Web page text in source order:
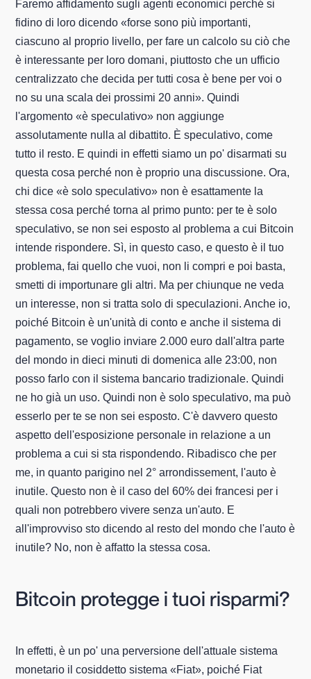
Faremo affidamento sugli agenti economici perché si
fidino di loro dicendo «forse sono più importanti,
ciascuno al proprio livello, per fare un calcolo su ciò che
è interessante per loro domani, piuttosto che un ufficio
centralizzato che decida per tutti cosa è bene per voi o
no su una scala dei prossimi 20 anni». Quindi
l'argomento «è speculativo» non aggiunge
assolutamente nulla al dibattito. È speculativo, come
tutto il resto. E quindi in effetti siamo un po' disarmati su
questa cosa perché non è proprio una discussione. Ora,
chi dice «è solo speculativo» non è esattamente la
stessa cosa perché torna al primo punto: per te è solo
speculativo, se non sei esposto al problema a cui Bitcoin
intende rispondere. Sì, in questo caso, e questo è il tuo
problema, fai quello che vuoi, non li compri e poi basta,
smetti di importunare gli altri. Ma per chiunque ne veda
un interesse, non si tratta solo di speculazioni. Anche io,
poiché Bitcoin è un'unità di conto e anche il sistema di
pagamento, se voglio inviare 2.000 euro dall'altra parte
del mondo in dieci minuti di domenica alle 23:00, non
posso farlo con il sistema bancario tradizionale. Quindi
ne ho già un uso. Quindi non è solo speculativo, ma può
esserlo per te se non sei esposto. C'è davvero questo
aspetto dell'esposizione personale in relazione a un
problema a cui si sta rispondendo. Ribadisco che per
me, in quanto parigino nel 2° arrondissement, l'auto è
inutile. Questo non è il caso del 60% dei francesi per i
quali non potrebbero vivere senza un'auto. E
all'improvviso sto dicendo al resto del mondo che l'auto è
inutile? No, non è affatto la stessa cosa.
Bitcoin protegge i tuoi risparmi?
In effetti, è un po' una perversione dell'attuale sistema
monetario il cosiddetto sistema «Fiat», poiché Fiat